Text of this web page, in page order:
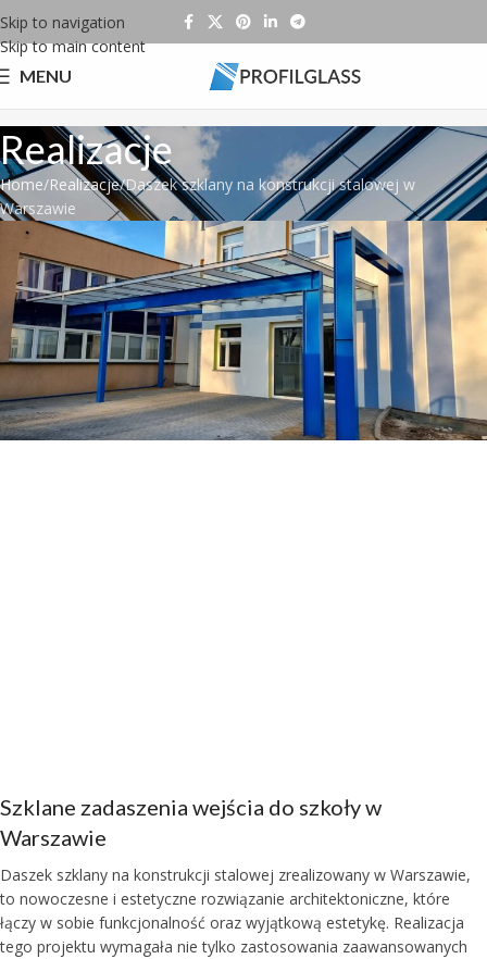
Skip to navigation
Skip to main content
MENU
Realizacje
Home Realizacje Daszek szklany na konstrukcji stalowej w
Warszawie
Szklane zadaszenia wejścia do szkoły w
Warszawie
Daszek szklany na konstrukcji stalowej zrealizowany w Warszawie,
to nowoczesne i estetyczne rozwiązanie architektoniczne, które
łączy w sobie funkcjonalność oraz wyjątkową estetykę. Realizacja
tego projektu wymagała nie tylko zastosowania zaawansowanych